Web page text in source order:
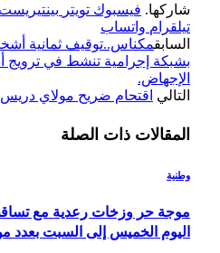
شاركها. فيسبوك تويتر بينتيريست
تيلقرام واتساب
السابقمكناس..توقيف ثمانية
بشبكة إجرامية تنشط في ترويج
الإجهاض.
التالي اقتحام ضريح مولاي دريس
المقالات ذات الصلة
وطنية
موجة حر وزخات رعدية مع
اليوم الخميس إلى السبت بعدد